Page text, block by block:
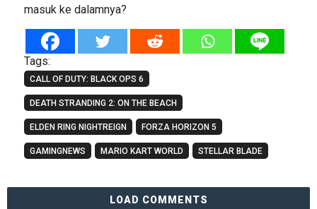
masuk ke dalamnya?
Tags:
CALL OF DUTY: BLACK OPS 6
DEATH STRANDING 2: ON THE BEACH
ELDEN RING NIGHTREIGN FORZA HORIZON 5
GAMINGNEWS MARIO KART WORLD STELLAR BLADE
LOAD COMMENTS